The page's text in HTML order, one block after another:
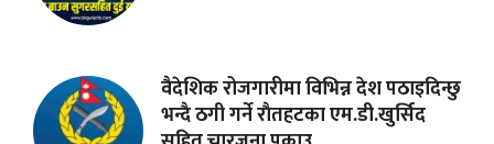
वैदेशिक रोजगारीमा विभिन्न देश पठाइदिन्छु
भन्दै ठगी गर्ने राैतहटका एम.डी.खुर्सिद